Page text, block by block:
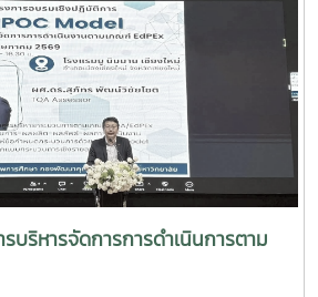
หกรรมเกษตร• นายอาทิตย์ ด่านกระโท
ะวิศวกรรมและอุตสาหกรรมเกษตร•
ษาปริญญาตรี คณะบริหารธุรกิจ•
Ramisettyนักศึกษาปริญญาโท
รย์ที่ปรึกษารองศาสตราจารย์ ดร.จตุรภัทร
ะอุตสาหกรรมเกษตรการแข่งขัน Startup
เป็นเวทีสำคัญในการส่งเสริมศักยภาพ
ะการเป็นผู้ประกอบการรุ่นใหม่ โดยเปิด
สนอแนวคิดธุรกิจและผลงานนวัตกรรมสู่
ะดับประเทศทั้งนี้ ทีม Coff Brew ได้รับ
บริหารจัดการการดำเนินการตาม